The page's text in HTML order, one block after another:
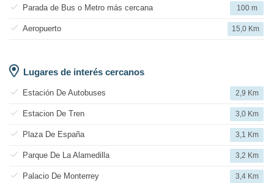
Parada de Bus o Metro más cercana 100 m
Aeropuerto 15,0 Km
Lugares de interés cercanos
Estación De Autobuses 2,9 Km
Estacion De Tren 3,0 Km
Plaza De España 3,1 Km
Parque De La Alamedilla 3,2 Km
Palacio De Monterrey 3,4 Km